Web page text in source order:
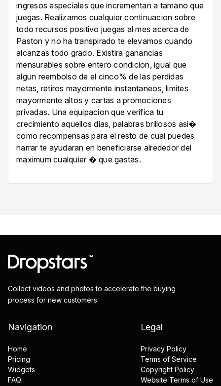
ingresos especiales que incrementan a tamano que
juegas. Realizamos cualquier continuacion sobre
todo recursos positivo juegas al mes acerca de
Paston y no ha transpirado te elevamos cuando
alcanzas todo grado. Existira ganancias
mensurables sobre entero condicion, igual que
algun reembolso de el cinco% de las perdidas
netas, retiros mayormente instantaneos, limites
mayormente altos y cartas a promociones
privadas. Una equipacion que verifica tu
crecimiento aquellos dias, palabras brillosos asi�
como recompensas para el resto de cual puedes
narrar te ayudaran en beneficiarse alrededor del
maximum cualquier � que gastas.
Collect videos and photos to accelerate the buying
process for new customers
Navigation
Home
Pricing
Widgets
FAQ
Legal
Privacy Policy
Terms of Service
Copyright Policy
Website Terms of Use